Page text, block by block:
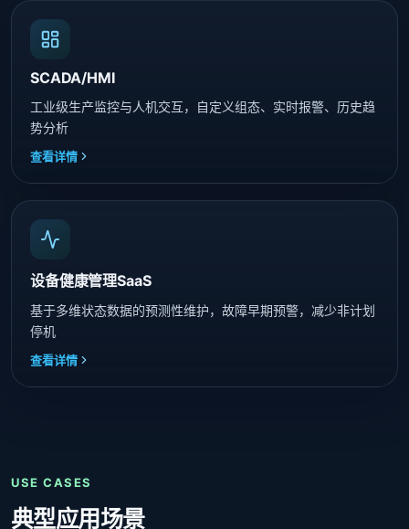
SCADA/HMI
工业级生产监控与人机交互，自定义组态、实时报警、历史趋
势分析
查看详情
设备健康管理SaaS
基于多维状态数据的预测性维护，故障早期预警，减少非计划
停机
查看详情
USE CASES
典型应用场景